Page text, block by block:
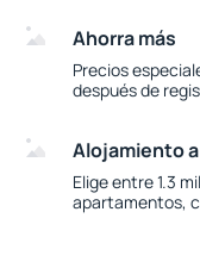
Ahorra más
Precios
después de
Alojamiento
Elige entre 1.3
apartamentos,